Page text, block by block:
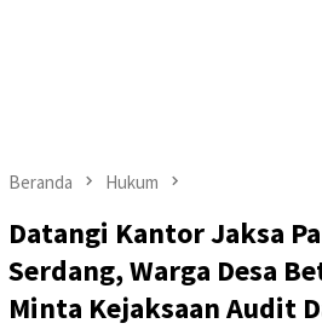
Beranda Hukum
Datangi Kantor Jaksa
Serdang, Warga Desa
Minta Kejaksaan Audit